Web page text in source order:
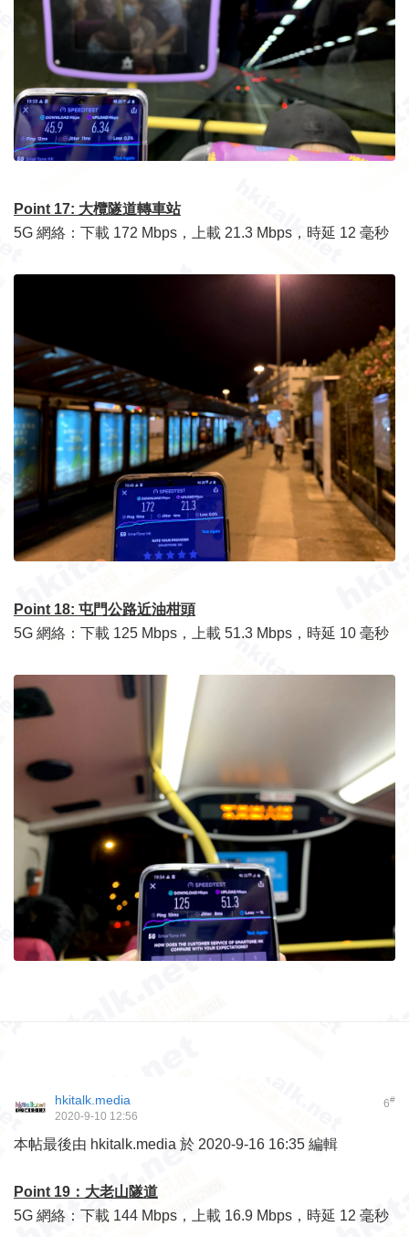
Point 17: 大欖隧道轉車站
5G 網絡：下載 172 Mbps，上載 21.3 Mbps，時延 12 毫秒
Point 18: 屯門公路近油柑頭
5G 網絡：下載 125 Mbps，上載 51.3 Mbps，時延 10 毫秒
6#
hkitalk.media
2020-9-10 12:56
本帖最後由 hkitalk.media 於 2020-9-16 16:35 編輯
Point 19：大老山隧道
5G 網絡：下載 144 Mbps，上載 16.9 Mbps，時延 12 毫秒